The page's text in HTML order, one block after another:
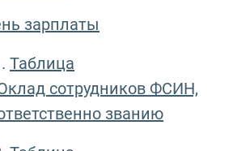
зарплаты
Таблица
сотрудников ФСИН,
званию